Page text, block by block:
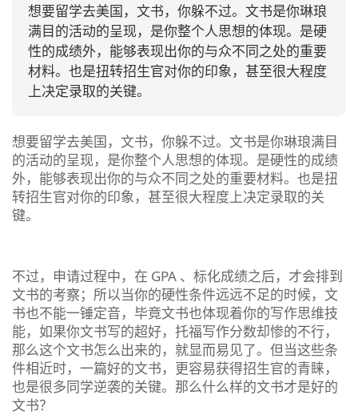
想要留学去美国，文书，你躲不过。文书是你琳琅
满目的活动的呈现，是你整个人思想的体现。是硬
性的成绩外，能够表现出你的与众不同之处的重要
材料。也是扭转招生官对你的印象，甚至很大程度
上决定录取的关键。
想要留学去美国，文书，你躲不过。文书是你琳琅满目
的活动的呈现，是你整个人思想的体现。是硬性的成绩
外，能够表现出你的与众不同之处的重要材料。也是扭
转招生官对你的印象，甚至很大程度上决定录取的关
键。
不过，申请过程中，在 GPA 、标化成绩之后，才会排到
文书的考察；所以当你的硬性条件远远不足的时候，文
书也不能一锤定音，毕竟文书也体现着你的写作思维技
能，如果你文书写的超好，托福写作分数却惨的不行，
那么这个文书怎么出来的，就显而易见了。但当这些条
件相近时，一篇好的文书，更容易获得招生官的青睐，
也是很多同学逆袭的关键。那么什么样的文书才是好的
文书？